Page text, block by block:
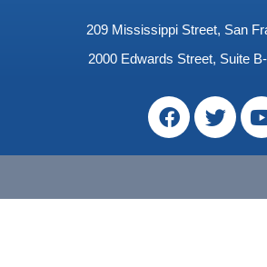
209 Mississippi Street, San
2000 Edwards Street, Suite